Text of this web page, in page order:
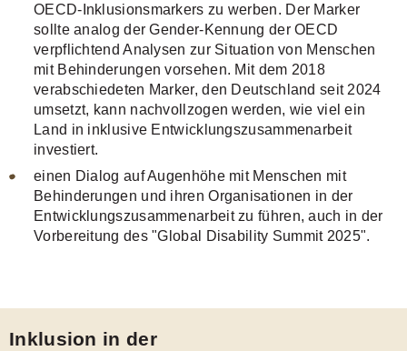
OECD-Inklusionsmarkers zu werben. Der Marker
sollte analog der Gender-Kennung der OECD
verpflichtend Analysen zur Situation von Menschen
mit Behinderungen vorsehen. Mit dem 2018
verabschiedeten Marker, den Deutschland seit 2024
umsetzt, kann nachvollzogen werden, wie viel ein
Land in inklusive Entwicklungszusammenarbeit
investiert.
einen Dialog auf Augenhöhe mit Menschen mit
Behinderungen und ihren Organisationen in der
Entwicklungszusammenarbeit zu führen, auch in der
Vorbereitung des "Global Disability Summit 2025".
Inklusion in der